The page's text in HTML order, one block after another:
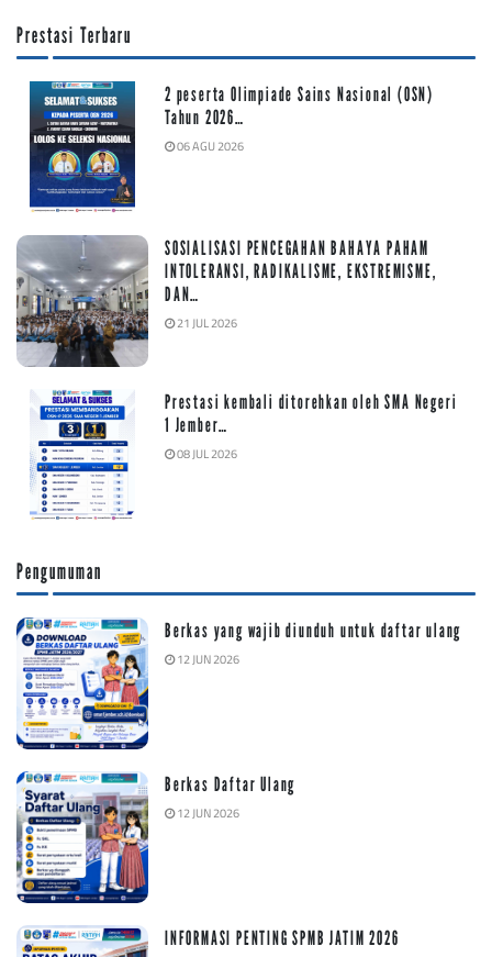
Prestasi Terbaru
2 peserta Olimpiade Sains Nasional (OSN)
Tahun 2026…
06 AGU 2026
SOSIALISASI PENCEGAHAN BAHAYA PAHAM
INTOLERANSI, RADIKALISME, EKSTREMISME,
DAN…
21 JUL 2026
Prestasi kembali ditorehkan oleh SMA Negeri
1 Jember…
08 JUL 2026
Pengumuman
Berkas yang wajib diunduh untuk daftar ulang
12 JUN 2026
Berkas Daftar Ulang
12 JUN 2026
INFORMASI PENTING SPMB JATIM 2026